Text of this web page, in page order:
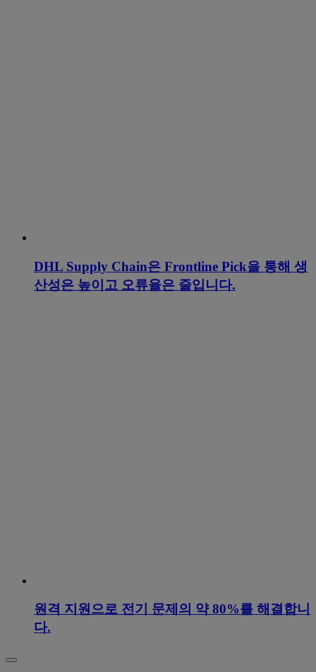
DHL Supply Chain은 Frontline Pick을 통해 생
산성은 높이고 오류율은 줄입니다.
원격 지원으로 전기 문제의 약 80%를 해결합니
다.